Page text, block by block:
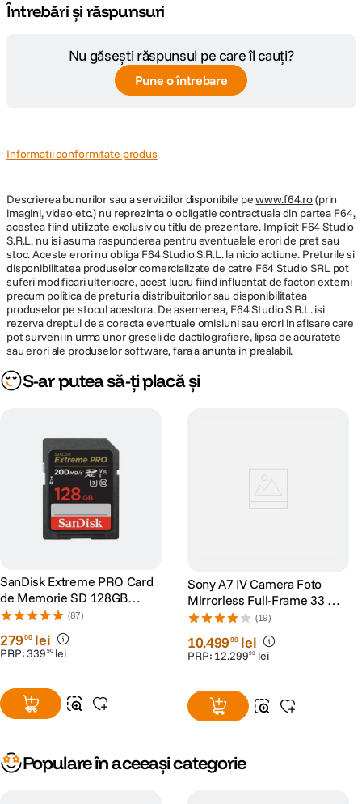
Întrebări și răspunsuri
Nu găsești răspunsul pe care îl cauți?
Pune o întrebare
Informatii conformitate produs
Descrierea bunurilor sau a serviciilor disponibile pewww.f64.ro(prin
imagini, video etc.) nu reprezinta o obligatie contractuala din partea F64,
acestea fiind utilizate exclusiv cu titlu de prezentare. Implicit F64 Studio
S.R.L. nu isi asuma raspunderea pentru eventualele erori de pret sau
stoc. Aceste erori nu obliga F64 Studio S.R.L. la nicio actiune. Preturile si
disponibilitatea produselor comercializate de catre F64 Studio SRL pot
suferi modificari ulterioare, acest lucru fiind influentat de factori externi
precum politica de preturi a distribuitorilor sau disponibilitatea
produselor pe stocul acestora. De asemenea, F64 Studio S.R.L. isi
rezerva dreptul de a corecta eventuale omisiuni sau erori in afisare care
pot surveni in urma unor greseli de dactilografiere, lipsa de acuratete
sau erori ale produselor software, fara a anunta in prealabil.
S-ar putea să-ți placă și
SanDisk Extreme PRO Card
de Memorie SD 128GB
SDXC UHS-I Class 10 U3 V30
+ 2 Ani RescuePRO Deluxe
(87)
27900 lei
PRP:339 90 lei
Sony A7 IV Camera Foto
Mirrorless Full-Frame 33 MP
AF in Timp Real 10cps
4K60p Negru
(19)
10.49999 lei
PRP: 12.29999 lei
Populare în aceeași categorie